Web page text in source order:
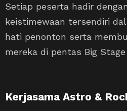
Setiap peserta hadir
keistimewaan tersendiri
hati penonton serta
mereka di pentas Big
Kerjasama Astro &